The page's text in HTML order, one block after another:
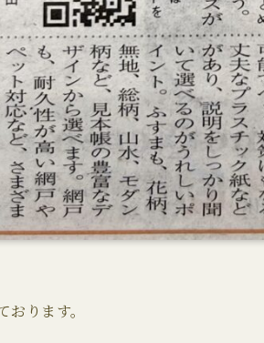
ります。